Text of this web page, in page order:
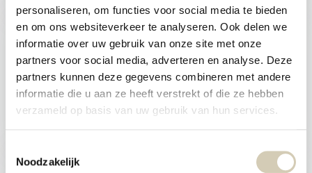
personaliseren, om functies voor social media te bieden
en om ons websiteverkeer te analyseren. Ook delen we
informatie over uw gebruik van onze site met onze
partners voor social media, adverteren en analyse. Deze
partners kunnen deze gegevens combineren met andere
informatie die u aan ze heeft verstrekt of die ze hebben
verzameld op basis van uw gebruik van hun services.
Noodzakelijk
Tamari organic
Smaakt Tamari
Direct leverbaar
4,59